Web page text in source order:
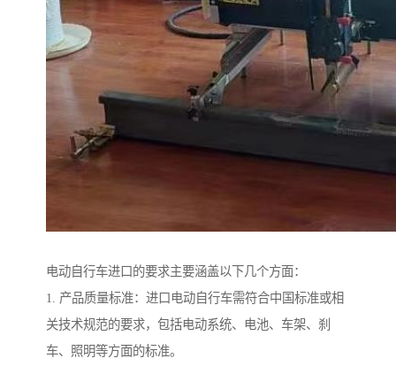
电动自行车进口的要求主要涵盖以下几个方面：
1. 产品质量标准：进口电动自行车需符合中国标准或相
关技术规范的要求，包括电动系统、电池、车架、刹
车、照明等方面的标准。